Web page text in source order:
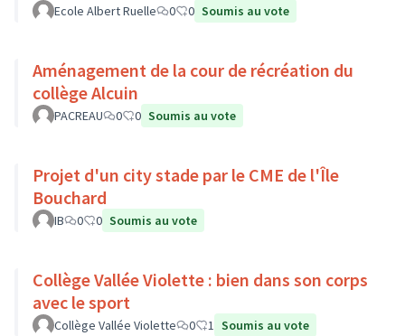
Ecole Albert Ruelle 0 0 Soumis au vote
Aménagement de la cour de récréation du
collège Alcuin
PACREAU 0 0 Soumis au vote
Projet d'un city stade par le CME de l'Île
Bouchard
IB 0 0 Soumis au vote
Collège Vallée Violette : bien dans son corps
avec le sport
Collège Vallée Violette 0 1 Soumis au vote